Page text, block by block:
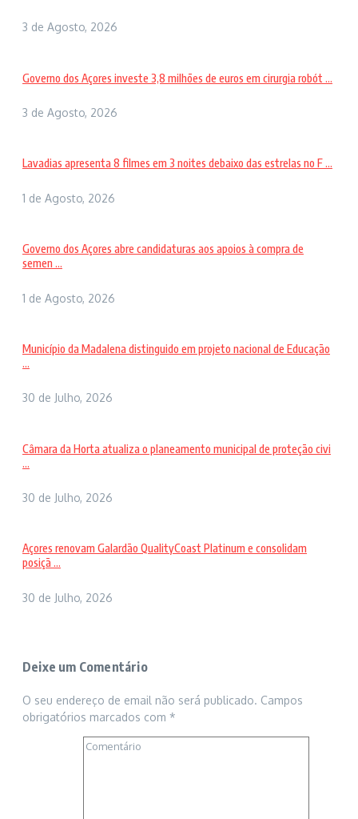
3 de Agosto, 2026
Governo dos Açores investe 3,8 milhões de euros em cirurgia robót ...
3 de Agosto, 2026
Lavadias apresenta 8 filmes em 3 noites debaixo das estrelas no F ...
1 de Agosto, 2026
Governo dos Açores abre candidaturas aos apoios à compra de
semen ...
1 de Agosto, 2026
Município da Madalena distinguido em projeto nacional de Educação
...
30 de Julho, 2026
Câmara da Horta atualiza o planeamento municipal de proteção civi
...
30 de Julho, 2026
Açores renovam Galardão QualityCoast Platinum e consolidam
posiçã ...
30 de Julho, 2026
Deixe um Comentário
O seu endereço de email não será publicado. Campos
obrigatórios marcados com *